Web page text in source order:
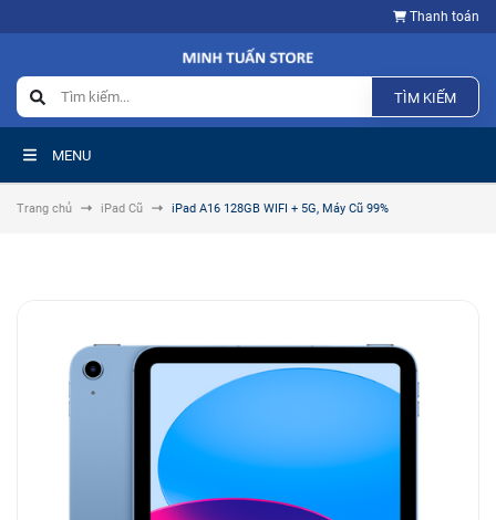
Thanh toán
TÌM KIẾM
MENU
Trang chủ iPad Cũ iPad A16 128GB WIFI + 5G, Máy Cũ 99%